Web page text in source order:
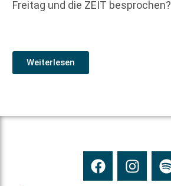
Freitag und die ZEIT besprochen?
Weiterlesen